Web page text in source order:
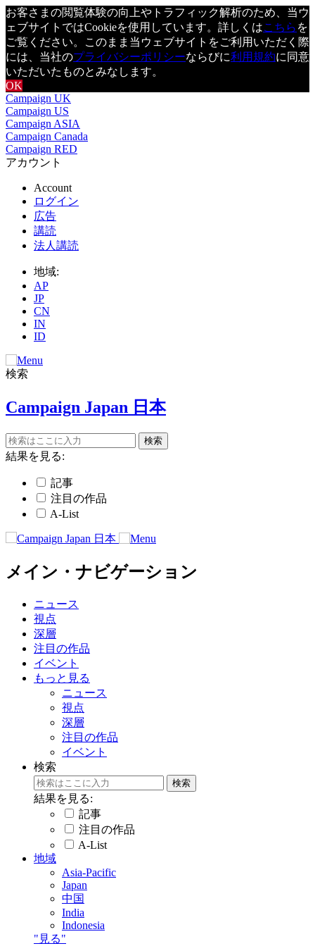
お客さまの閲覧体験の向上やトラフィック解析のため、当ウ
ェブサイトではCookieを使用しています。詳しくはこちら を
ご覧ください。このまま当ウェブサイトをご利用いただく際
には、当社のプライバシーポリシーならびに利用規約に同意
いただいたものとみなします。
OK
Campaign UK
Campaign US
Campaign ASIA
Campaign Canada
Campaign RED
アカウント
Account
ログイン
広告
講読
法人講読
地域:
AP
JP
CN
IN
ID
検索
Campaign Japan 日本
結果を見る:
記事
注目の作品
A-List
メイン・ナビゲーション
ニュース
視点
深層
注目の作品
イベント
もっと見る
ニュース
視点
深層
注目の作品
イベント
検索
結果を見る:
記事
注目の作品
A-List
地域
Asia-Pacific
Japan
中国
India
Indonesia
"見る"